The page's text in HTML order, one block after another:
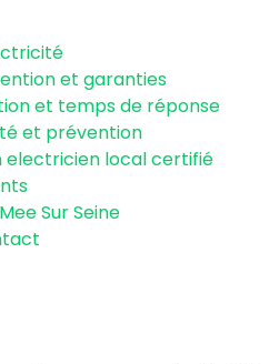
et garanties
et temps de réponse
et prévention
electricien local certifié
Sur Seine